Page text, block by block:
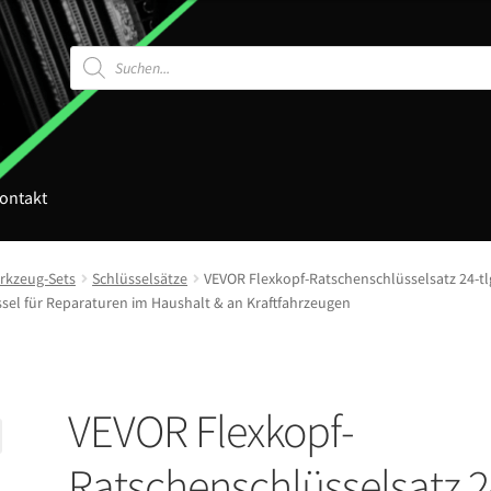
Products
search
Sets Schlüsselsätze
VEVOR Flexkopf-Ratschenschlüsselsatz
für Reparaturen im Haushalt & an Kraftfahrzeugen
VEVOR Flexkopf-